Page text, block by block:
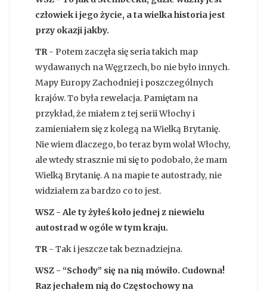
człowiek i jego życie, a ta wielka historia jest
przy okazji jakby.
TR- Potem zaczęła się seria takich map
wydawanych na Węgrzech, bo nie było innych.
Mapy Europy Zachodniej i poszczególnych
krajów. To była rewelacja. Pamiętam na
przykład, że miałem z tej serii Włochy i
zamieniałem się z kolegą na Wielką Brytanię.
Nie wiem dlaczego, bo teraz bym wolał Włochy,
ale wtedy strasznie mi się to podobało, że mam
Wielką Brytanię. A na mapie te autostrady, nie
widziałem za bardzo co to jest.
WSZ - Ale ty żyłeś koło jednej z niewielu
autostrad w ogóle w tym kraju.
TR- Tak i jeszcze tak beznadziejna.
WSZ - “Schody” się na nią mówiło. Cudowna!
Raz jechałem nią do Częstochowy na